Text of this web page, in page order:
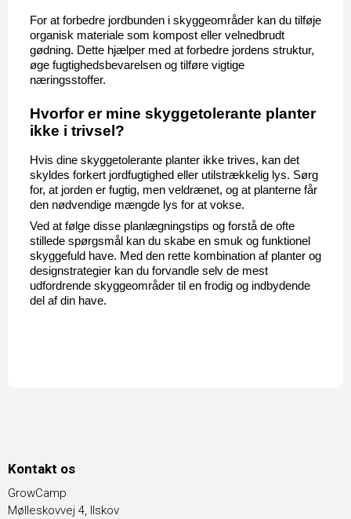
For at forbedre jordbunden i skyggeområder kan du tilføje
organisk materiale som kompost eller velnedbrudt
gødning. Dette hjælper med at forbedre jordens struktur,
øge fugtighedsbevarelsen og tilføre vigtige
næringsstoffer.
Hvorfor er mine skyggetolerante planter
ikke i trivsel?
Hvis dine skyggetolerante planter ikke trives, kan det
skyldes forkert jordfugtighed eller utilstrækkelig lys. Sørg
for, at jorden er fugtig, men veldrænet, og at planterne får
den nødvendige mængde lys for at vokse.
Ved at følge disse planlægningstips og forstå de ofte
stillede spørgsmål kan du skabe en smuk og funktionel
skyggefuld have. Med den rette kombination af planter og
designstrategier kan du forvandle selv de mest
udfordrende skyggeområder til en frodig og indbydende
del af din have.
Kontakt os
GrowCamp
Mølleskovvej 4, Ilskov